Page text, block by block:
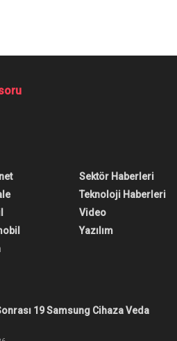
En İyi
bölümler listemize göz
sahneler içeren